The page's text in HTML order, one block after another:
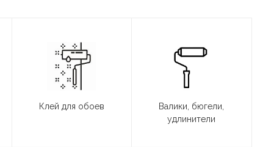
Клей для обоев
Валики, бюгели,
удлинители